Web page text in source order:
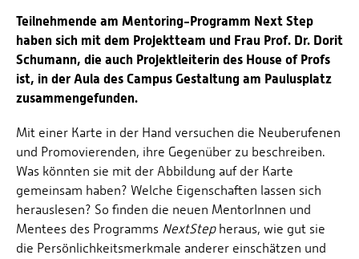
Teilnehmende am Mentoring-Programm Next Step
haben sich mit dem Projektteam und Frau Prof. Dr. Dorit
Schumann, die auch Projektleiterin des House of Profs
ist, in der Aula des Campus Gestaltung am Paulusplatz
zusammengefunden.
Mit einer Karte in der Hand versuchen die Neuberufenen
und Promovierenden, ihre Gegenüber zu beschreiben.
Was könnten sie mit der Abbildung auf der Karte
gemeinsam haben? Welche Eigenschaften lassen sich
herauslesen? So finden die neuen MentorInnen und
Mentees des Programms NextStepheraus, wie gut sie
die Persönlichkeitsmerkmale anderer einschätzen und